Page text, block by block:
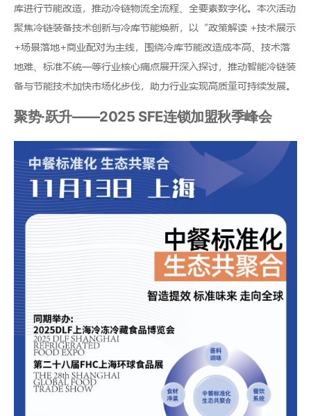
库进行节能改造，推动冷链物流全流程、全要素数字化。本次活动
聚焦冷链装备技术创新与冷库节能焕新，以“政策解读 +技术展示
+场景落地+商业配对为主线，围绕冷库节能改造成本高、技术落
地难、标准不统一等行业核心痛点展开深入探讨，推动智能冷链装
备与节能技术加快市场化步伐，助力行业实现高质量可持续发展。
聚势·跃升——2025 SFE连锁加盟秋季峰会